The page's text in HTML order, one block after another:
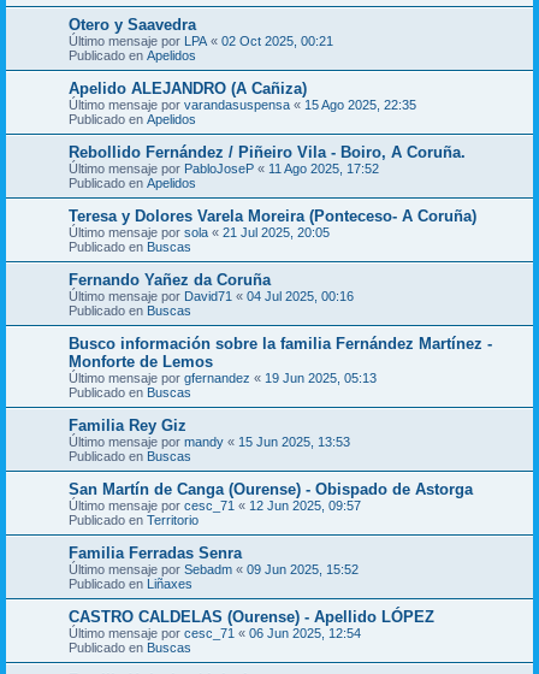
Otero y Saavedra
Último mensaje por LPA « 02 Oct 2025, 00:21
Publicado en Apelidos
Apelido ALEJANDRO (A Cañiza)
Último mensaje por varandasuspensa « 15 Ago 2025, 22:35
Publicado en Apelidos
Rebollido Fernández / Piñeiro Vila - Boiro, A Coruña.
Último mensaje por PabloJoseP « 11 Ago 2025, 17:52
Publicado en Apelidos
Teresa y Dolores Varela Moreira (Ponteceso- A Coruña)
Último mensaje por sola « 21 Jul 2025, 20:05
Publicado en Buscas
Fernando Yañez da Coruña
Último mensaje por David71 « 04 Jul 2025, 00:16
Publicado en Buscas
Busco información sobre la familia Fernández Martínez -
Monforte de Lemos
Último mensaje por gfernandez « 19 Jun 2025, 05:13
Publicado en Buscas
Familia Rey Giz
Último mensaje por mandy « 15 Jun 2025, 13:53
Publicado en Buscas
San Martín de Canga (Ourense) - Obispado de Astorga
Último mensaje por cesc_71 « 12 Jun 2025, 09:57
Publicado en Territorio
Familia Ferradas Senra
Último mensaje por Sebadm « 09 Jun 2025, 15:52
Publicado en Liñaxes
CASTRO CALDELAS (Ourense) - Apellido LÓPEZ
Último mensaje por cesc_71 « 06 Jun 2025, 12:54
Publicado en Buscas